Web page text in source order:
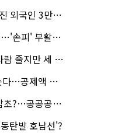
인 3만3000명
피' 부활할까?
세 부담 커진다
최대 54만원↑
공공사의 '굴레'
탄발 호남선'?